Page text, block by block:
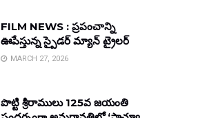
FILM NEWS : ప్రపంచాన్ని
ఊపేస్తున్న స్పైడర్ మ్యాన్ ట్రైలర్
MARCH 27, 2026
పొట్టి శ్రీరాములు 125వ జయంతి